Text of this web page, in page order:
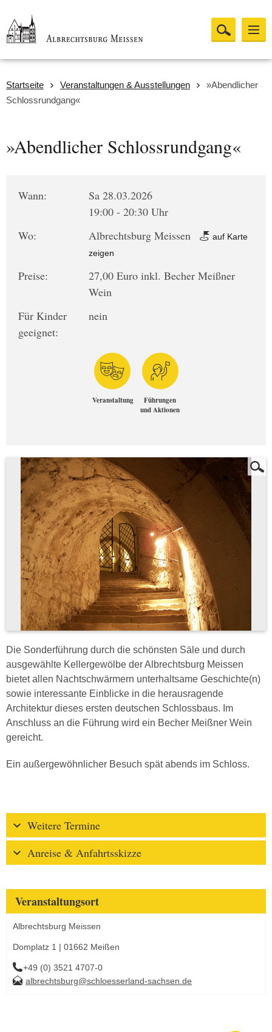
Startseite Veranstaltungen & Ausstellungen
»Abendlicher
Schlossrundgang«
»Abendlicher Schlossrundgang«
Wann:
Sa 28.03.2026
19:00 - 20:30 Uhr
Wo:
Albrechtsburg Meissen
auf Karte
zeigen
Preise:
27,00 Euro inkl. Becher Meißner
Wein
Für Kinder
geeignet:
nein
Veranstaltung
Führungen
und Aktionen
Die Sonderführung durch die schönsten Säle und durch
ausgewählte Kellergewölbe der Albrechtsburg Meissen
bietet allen Nachtschwärmern unterhaltsame Geschichte(n)
sowie interessante Einblicke in die herausragende
Architektur dieses ersten deutschen Schlossbaus. Im
Anschluss an die Führung wird ein Becher Meißner Wein
gereicht.
Ein außergewöhnlicher Besuch spät abends im Schloss.
Weitere Termine
Anreise & Anfahrtsskizze
Veranstaltungsort
Albrechtsburg Meissen
Domplatz 1 | 01662 Meißen
+49 (0) 3521 4707-0
albrechtsburg@schloesserland-sachsen.de